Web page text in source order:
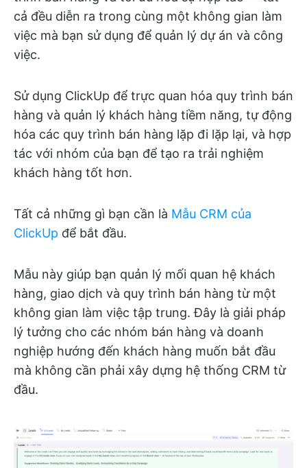
cả đều diễn ra trong cùng một không gian làm
việc mà bạn sử dụng để quản lý dự án và công
việc.
Sử dụng ClickUp để trực quan hóa quy trình bán
hàng và quản lý khách hàng tiềm năng, tự động
hóa các quy trình bán hàng lặp đi lặp lại, và hợp
tác với nhóm của bạn để tạo ra trải nghiệm
khách hàng tốt hơn.
Tất cả những gì bạn cần là Mẫu CRM của
ClickUp để bắt đầu.
Mẫu này giúp bạn quản lý mối quan hệ khách
hàng, giao dịch và quy trình bán hàng từ một
không gian làm việc tập trung. Đây là giải pháp
lý tưởng cho các nhóm bán hàng và doanh
nghiệp hướng đến khách hàng muốn bắt đầu
mà không cần phải xây dựng hệ thống CRM từ
đầu.